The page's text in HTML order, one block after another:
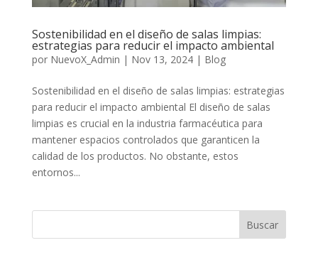
Sostenibilidad en el diseño de salas limpias:
estrategias para reducir el impacto ambiental
por NuevoX_Admin | Nov 13, 2024| Blog
Sostenibilidad en el diseño de salas limpias: estrategias
para reducir el impacto ambiental El diseño de salas
limpias es crucial en la industria farmacéutica para
mantener espacios controlados que garanticen la
calidad de los productos. No obstante, estos
entornos...
Buscar